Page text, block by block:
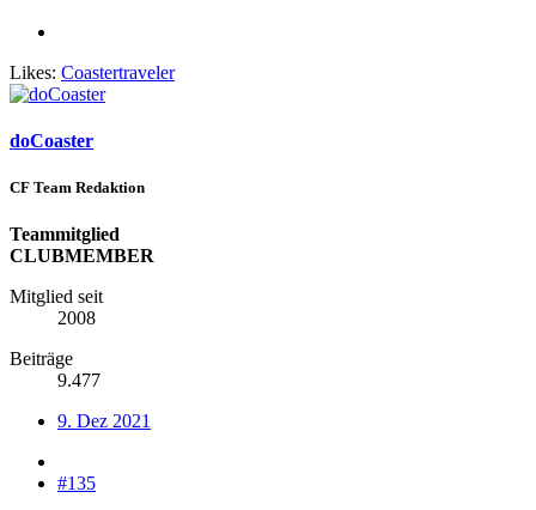
Likes: Coastertraveler
doCoaster
CF Team Redaktion
Teammitglied
CLUBMEMBER
Mitglied seit
2008
Beiträge
9.477
9. Dez 2021
#135